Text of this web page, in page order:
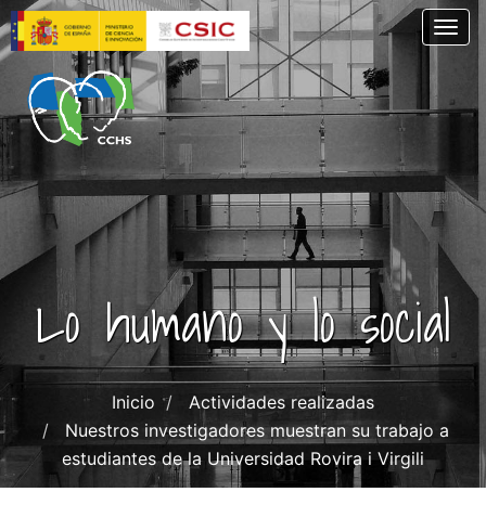
Pasar
al
contenido
principal
Lo humano y lo social
Inicio
Actividades realizadas
Nuestros investigadores muestran su trabajo a
estudiantes de la Universidad Rovira i Virgili